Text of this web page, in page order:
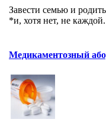
Завести семью и
*и, хотя нет, не каждой.
Медикаментозный